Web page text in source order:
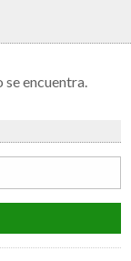
se encuentra.